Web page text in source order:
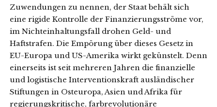
Zuwendungen zu nennen, der Staat behält sich
eine rigide Kontrolle der Finanzierungsströme vor,
im Nichteinhaltungsfall drohen Geld- und
Haftstrafen. Die Empörung über dieses Gesetz in
EU-Europa und US-Amerika wirkt gekünstelt. Denn
einerseits ist seit mehreren Jahren die finanzielle
und logistische Interventionskraft ausländischer
Stiftungen in Osteuropa, Asien und Afrika für
regierungskritische, farbrevolutionäre